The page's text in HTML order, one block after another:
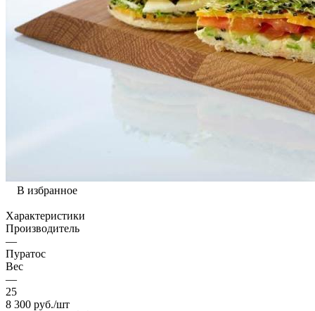
В избранное
Характеристики
Производитель
—
Пуратос
Вес
—
25
8 300 руб./шт